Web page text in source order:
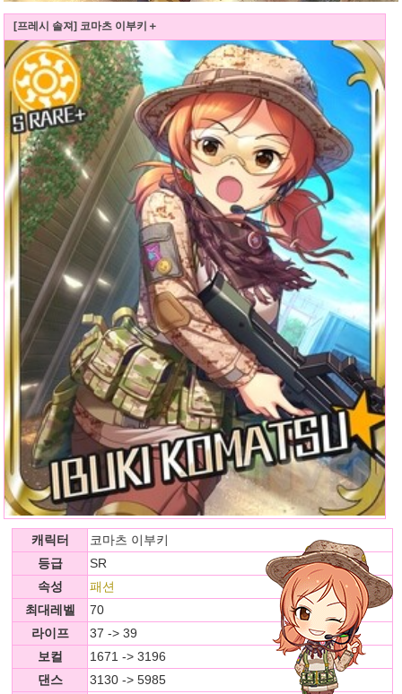
[프레시 솔져] 코마츠 이부키＋
캐릭터
코마츠 이부키
등급
SR
속성
패션
최대레벨
70
라이프
37 -> 39
보컬
1671 -> 3196
댄스
3130 -> 5985